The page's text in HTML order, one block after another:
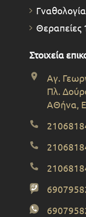
Θεραπείες
Στοιχεία
Αγ.
Πλ.
ΑΘήνα,